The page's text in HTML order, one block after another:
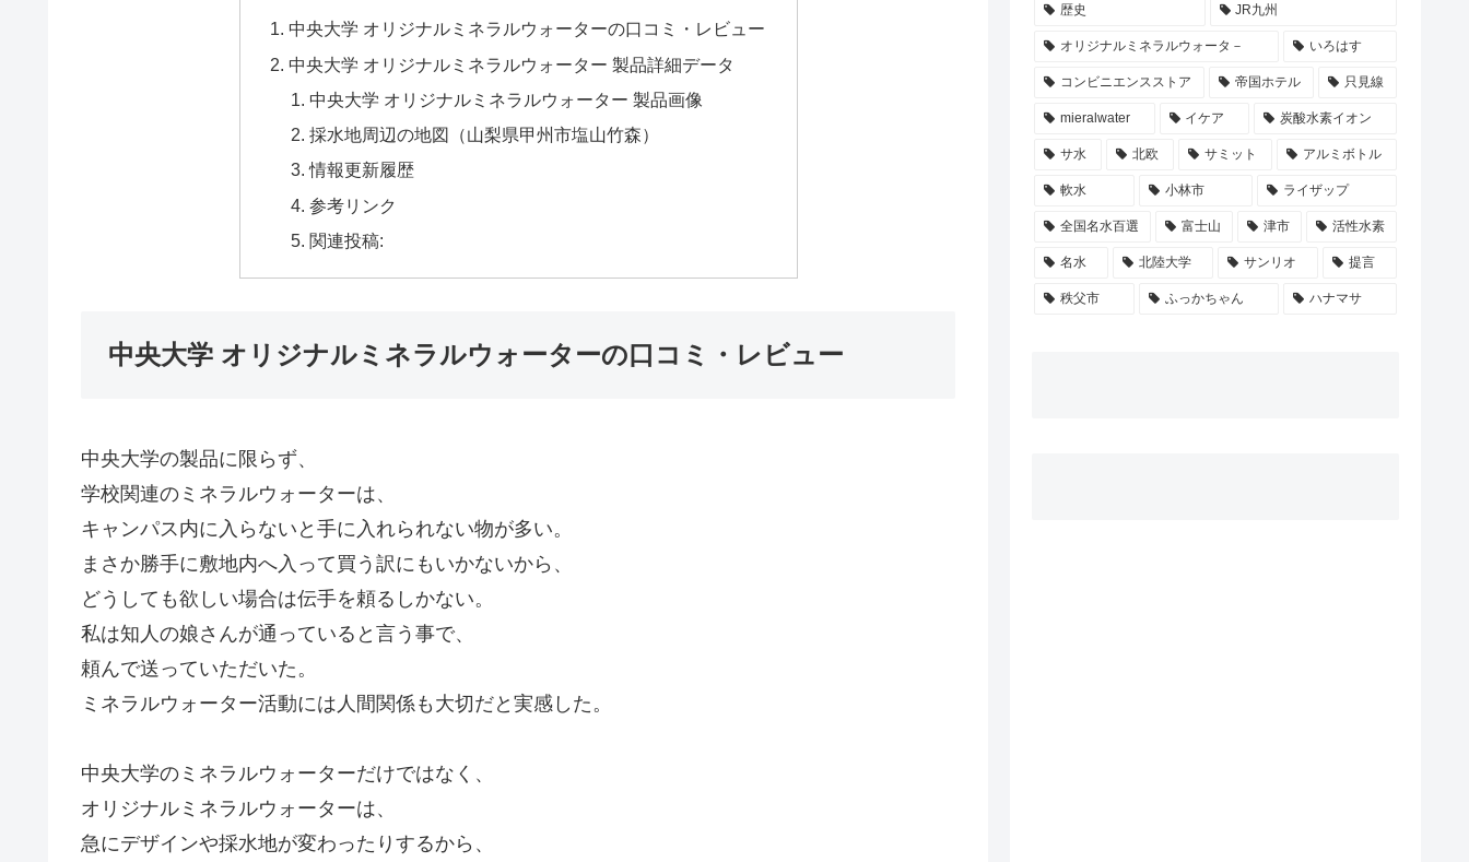
中央大学 オリジナルミネラルウォーターの口コミ・レビュー
中央大学 オリジナルミネラルウォーター 製品詳細データ
中央大学 オリジナルミネラルウォーター 製品画像
採水地周辺の地図（山梨県甲州市塩山竹森）
情報更新履歴
参考リンク
関連投稿:
中央大学 オリジナルミネラルウォーターの口コミ・レビュー
中央大学の製品に限らず、
学校関連のミネラルウォーターは、
キャンパス内に入らないと手に入れられない物が多い。
まさか勝手に敷地内へ入って買う訳にもいかないから、
どうしても欲しい場合は伝手を頼るしかない。
私は知人の娘さんが通っていると言う事で、
頼んで送っていただいた。
ミネラルウォーター活動には人間関係も大切だと実感した。
中央大学のミネラルウォーターだけではなく、
オリジナルミネラルウォーターは、
急にデザインや採水地が変わったりするから、
歴史 JR九州
オリジナルミネラルウォータ－ いろはす
コンビニエンスストア 帝国ホテル 只見線
mieralwater イケア 炭酸水素イオン
サ水 北欧 サミット アルミボトル
軟水 小林市 ライザップ
全国名水百選 富士山 津市 活性水素
名水 北陸大学 サンリオ 提言
秩父市 ふっかちゃん ハナマサ